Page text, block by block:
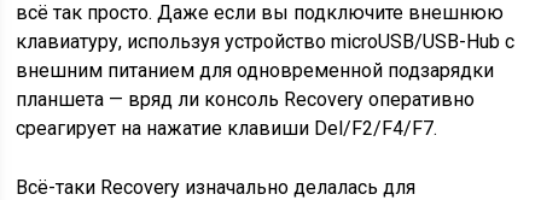
всё так просто. Даже если вы подключите внешнюю
клавиатуру, используя устройство microUSB/USB-Hub с
внешним питанием для одновременной подзарядки
планшета — вряд ли консоль Recovery оперативно
среагирует на нажатие клавиши Del/F2/F4/F7.
Всё-таки Recovery изначально делалась для